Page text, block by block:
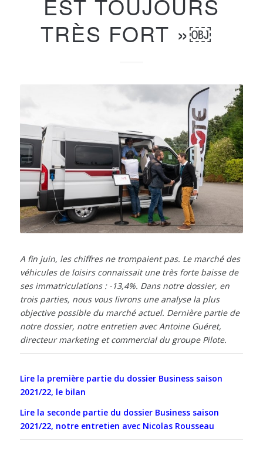
EST TOUJOURS
TRÈS FORT »￼
A fin juin, les chiffres ne trompaient pas. Le marché des
véhicules de loisirs connaissait une très forte baisse de
ses immatriculations : -13,4%. Dans notre dossier, en
trois parties, nous vous livrons une analyse la plus
objective possible du marché actuel. Dernière partie de
notre dossier, notre entretien avec Antoine Guéret,
directeur marketing et commercial du groupe Pilote.
Lire la première partie du dossier Business saison
2021/22, le bilan
Lire la seconde partie du dossier Business saison
2021/22, notre entretien avec Nicolas Rousseau